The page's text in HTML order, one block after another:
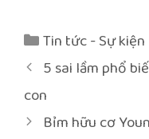
Danh
mục
Tin tức - Sự kiện
Điều
hướng
viết
5 sai lầm phổ
con
Bỉm hữu cơ